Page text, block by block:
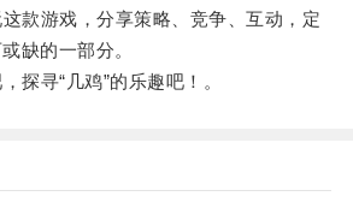
游戏，分享策略、竞争、互动，定
缺的一部分。
寻“几鸡”的乐趣吧！。